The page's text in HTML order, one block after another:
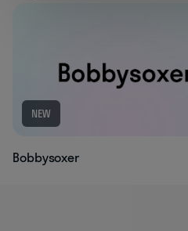
NEW
Bobbysoxer